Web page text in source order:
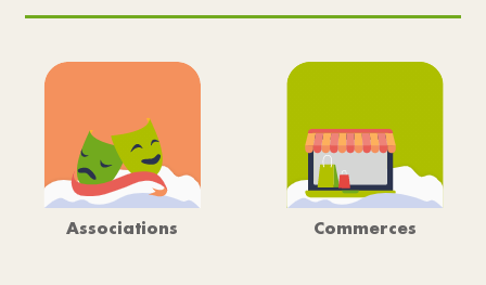
Associations Commerces